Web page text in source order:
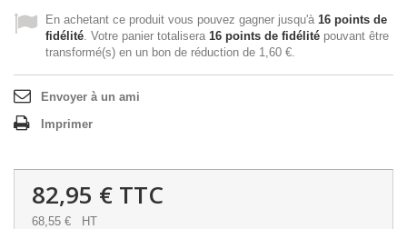
En achetant ce produit vous pouvez gagner jusqu'à 16 points de
fidélité. Votre panier totalisera 16 points de fidélité pouvant être
transformé(s) en un bon de réduction de 1,60 €.
Envoyer à un ami
Imprimer
82,95 € TTC
68,55 € HT